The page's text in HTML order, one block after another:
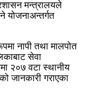
मन्त्रालयले
योजनाअन्तर्गत
नापी तथा मालपोत
सेवा
२०७ वटा स्थानीय
जानकारी गराएका